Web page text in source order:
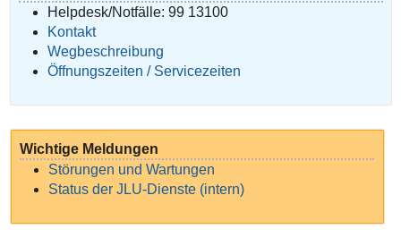
Helpdesk/Notfälle: 99 13100
Kontakt
Wegbeschreibung
Öffnungszeiten / Servicezeiten
Wichtige Meldungen
Störungen und Wartungen
Status der JLU-Dienste (intern)